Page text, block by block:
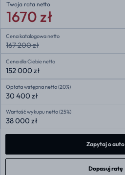
Twoja rata netto
1670 zł
Cena katalogowa netto
167 200 zł
Cena dla Ciebie netto
152 000 zł
Opłata wstępna netto (20%)
30 400 zł
Wartość wykupu netto (25%)
38 000 zł
Zapytaj o auto
Dopasuj ratę